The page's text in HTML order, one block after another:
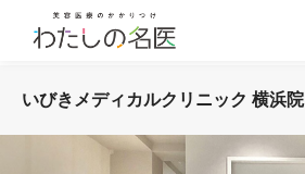
いびきメディカルクリニック 横浜院